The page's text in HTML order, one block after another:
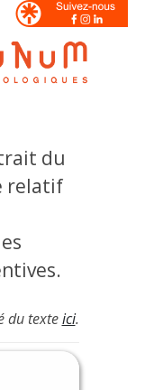
du
relatif
du texteici.